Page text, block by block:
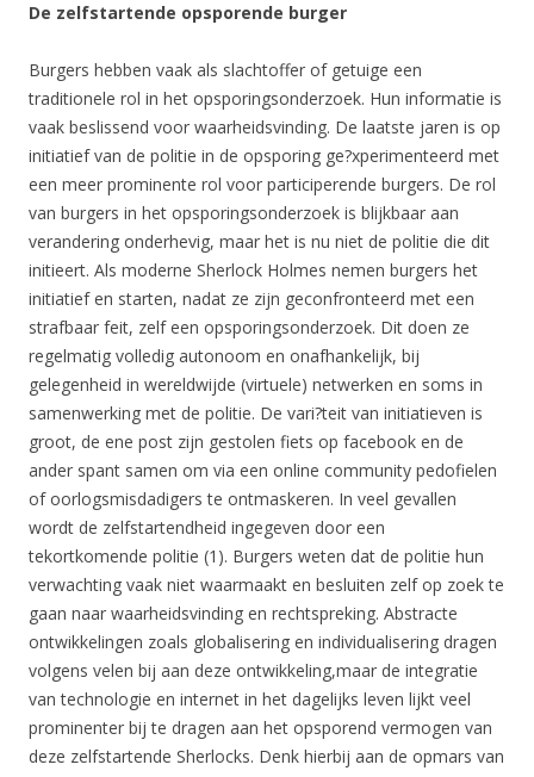
De zelfstartende opsporende burger
Burgers hebben vaak als slachtoffer of getuige een
traditionele rol in het opsporingsonderzoek. Hun informatie is
vaak beslissend voor waarheidsvinding. De laatste jaren is op
initiatief van de politie in de opsporing ge?xperimenteerd met
een meer prominente rol voor participerende burgers. De rol
van burgers in het opsporingsonderzoek is blijkbaar aan
verandering onderhevig, maar het is nu niet de politie die dit
initieert. Als moderne Sherlock Holmes nemen burgers het
initiatief en starten, nadat ze zijn geconfronteerd met een
strafbaar feit, zelf een opsporingsonderzoek. Dit doen ze
regelmatig volledig autonoom en onafhankelijk, bij
gelegenheid in wereldwijde (virtuele) netwerken en soms in
samenwerking met de politie. De vari?teit van initiatieven is
groot, de ene post zijn gestolen fiets op facebook en de
ander spant samen om via een online community pedofielen
of oorlogsmisdadigers te ontmaskeren. In veel gevallen
wordt de zelfstartendheid ingegeven door een
tekortkomende politie (1). Burgers weten dat de politie hun
verwachting vaak niet waarmaakt en besluiten zelf op zoek te
gaan naar waarheidsvinding en rechtspreking. Abstracte
ontwikkelingen zoals globalisering en individualisering dragen
volgens velen bij aan deze ontwikkeling,maar de integratie
van technologie en internet in het dagelijks leven lijkt veel
prominenter bij te dragen aan het opsporend vermogen van
deze zelfstartende Sherlocks. Denk hierbij aan de opmars van